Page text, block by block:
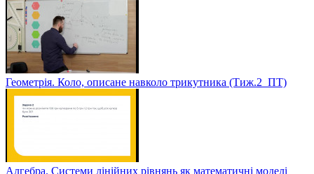
Геометрія. Коло, описане навколо трикутника (Тиж.2_ПТ)
Алгебра. Системи лінійних рівнянь як математичні моделі